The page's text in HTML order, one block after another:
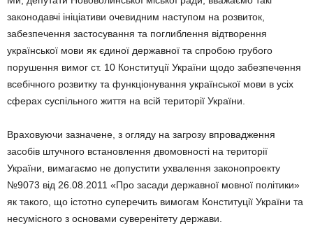
законодавчі ініціативи очевидним наступом на розвиток,
забезпечення застосування та поглиблення відтворення
української мови як єдиної державної та спробою грубого
порушення вимог ст. 10 Конституції України щодо забезпечення
всебічного розвитку та функціонування української мови в усіх
сферах суспільного життя на всій території України.
Враховуючи зазначене, з огляду на загрозу впровадження
засобів штучного встановлення двомовності на території
України, вимагаємо не допустити ухвалення законопроекту
№9073 від 26.08.2011 «Про засади державної мовної політики»
як такого, що істотно суперечить вимогам Конституції України та
несумісного з основами суверенітету держави.